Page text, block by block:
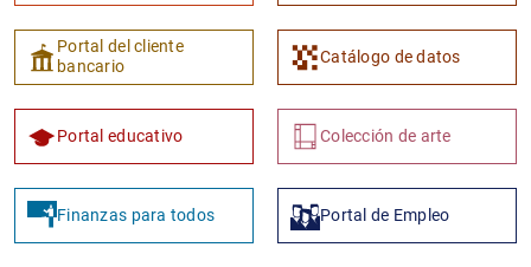
Portal del cliente
bancario
Catálogo de datos
Portal educativo Colección de arte
Finanzas para todos Portal de Empleo